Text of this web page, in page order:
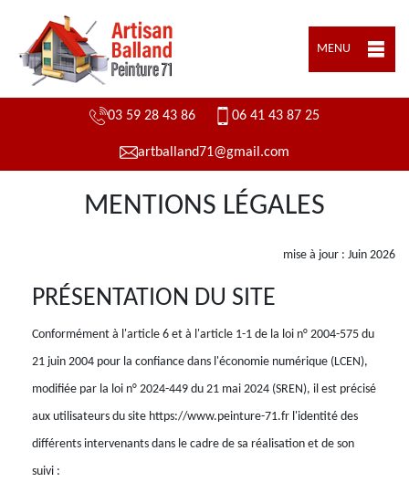
MENU
03 59 28 43 86 06 41 43 87 25
artballand71@gmail.com
MENTIONS LÉGALES
mise à jour : Juin 2026
PRÉSENTATION DU SITE
Conformément à l'article 6 et à l'article 1-1 de la loi n° 2004-575 du
21 juin 2004 pour la confiance dans l'économie numérique (LCEN),
modifiée par la loi n° 2024-449 du 21 mai 2024 (SREN), il est précisé
aux utilisateurs du site https://www.peinture-71.fr l'identité des
différents intervenants dans le cadre de sa réalisation et de son
suivi :